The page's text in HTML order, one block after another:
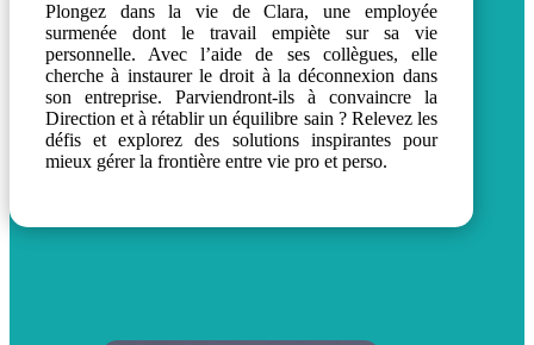
Plongez dans la vie de Clara, une employée
surmenée dont le travail empiète sur sa vie
personnelle. Avec l’aide de ses collègues, elle
cherche à instaurer le droit à la déconnexion dans
son entreprise. Parviendront-ils à convaincre la
Direction et à rétablir un équilibre sain ? Relevez les
défis et explorez des solutions inspirantes pour
mieux gérer la frontière entre vie pro et perso.